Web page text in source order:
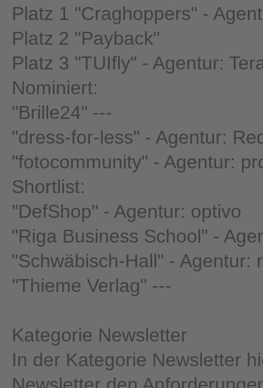
Platz 1 "Craghoppers" -
Platz 2 "Payback"
Platz 3 "TUIfly" - Agentur:
Nominiert:
"Brille24" ---
"dress-for-less" - Agentur:
"fotocommunity" - Agentur:
Shortlist:
"DefShop" - Agentur: optivo
"Riga Business School" -
"Schwäbisch-Hall" - Agentur:
"Thieme Verlag" ---
Kategorie Newsletter
In der Kategorie Newsletter